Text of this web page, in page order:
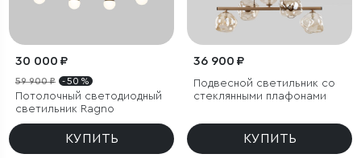
30 000 ₽
59 900 ₽ - 50 %
Потолочный светодиодный
светильник Ragno
КУПИТЬ
36 900 ₽
Подвесной светильник со
стеклянными плафонами
КУПИТЬ